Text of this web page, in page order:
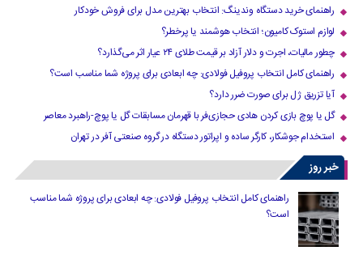
راهنمای خرید دستگاه وندینگ: انتخاب بهترین مدل برای فروش خودکار
لوازم استوک کامیون؛ انتخاب هوشمند یا پرخطر؟
چطور مالیات، اجرت و دلار آزاد بر قیمت طلای ۲۴ عیار اثر می‌گذارد؟
راهنمای کامل انتخاب پروفیل فولادی: چه ابعادی برای پروژه شما مناسب است؟
آیا تزریق ژل برای صورت ضرر دارد​؟
گل یا پوچ بازی کردن هادی حجازی‌فر با قهرمان مسابقات گل یا پوچ-راهبرد معاصر
استخدام جوشکار، کارگر ساده و اپراتور دستگاه در گروه صنعتی آفر در تهران
خبر روز
راهنمای کامل انتخاب پروفیل فولادی: چه ابعادی برای پروژه شما مناسب
است؟